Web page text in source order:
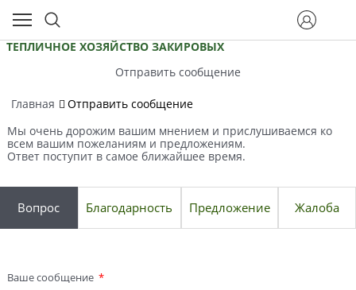
ТЕПЛИЧНОЕ ХОЗЯЙСТВО ЗАКИРОВЫХ
Отправить сообщение
Главная
Отправить сообщение
Мы очень дорожим вашим мнением и прислушиваемся ко
всем вашим пожеланиям и предложениям.
Ответ поступит в самое ближайшее время.
Вопрос Благодарность Предложение Жалоба
Ваше сообщение